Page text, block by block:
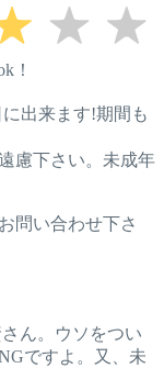
！
出来ます!期間も
慮下さい。未成年
問い合わせ下さ
ん。ウソをつい
ですよ。又、未